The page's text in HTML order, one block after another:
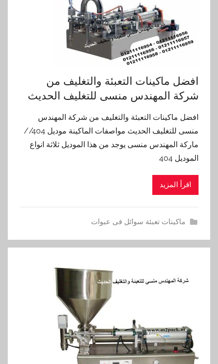
افضل ماكينات التعبئة والتغليف من
شركة المهندس منسى للتغليف الحديث
افضل ماكينات التعبئة والتغليف من شركة المهندس
منسى للتغليف الحديث مواصفات الماكينة موديل 404//
ماركة المهندس منسى يوجد من هذا الموديل ثلاثة انواع
الموديل 404
اقرأ المزيد
ماكينات تعبئة سوائل فى عبوات